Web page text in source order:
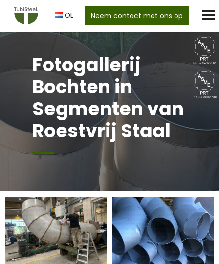
OL Neem contact met ons op
Fotogallerij
Bochten in
Segmenten van
Roestvrij Staal